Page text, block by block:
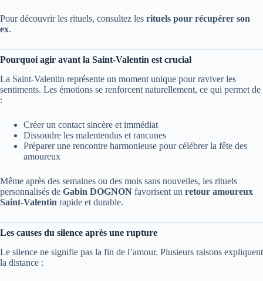
Pour découvrir les rituels, consultez les rituels pour récupérer son
ex.
Pourquoi agir avant la Saint-Valentin est crucial
La Saint-Valentin représente un moment unique pour raviver les
sentiments. Les émotions se renforcent naturellement, ce qui permet de
:
Créer un contact sincère et immédiat
Dissoudre les malentendus et rancunes
Préparer une rencontre harmonieuse pour célébrer la fête des
amoureux
Même après des semaines ou des mois sans nouvelles, les rituels
personnalisés de Gabin DOGNON favorisent un retour amoureux
Saint-Valentin rapide et durable.
Les causes du silence après une rupture
Le silence ne signifie pas la fin de l’amour. Plusieurs raisons expliquent
la distance :